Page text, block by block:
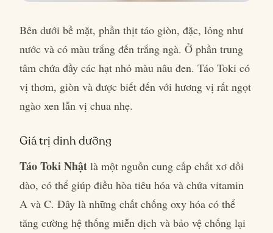
Bên dưới bề mặt, phần thịt táo giòn, đặc, lỏng như
nước và có màu trắng đến trắng ngà. Ở phần trung
tâm chứa đầy các hạt nhỏ màu nâu đen. Táo Toki có
vị thơm, giòn và được biết đến với hương vị rất ngọt
ngào xen lẫn vị chua nhẹ.
Giá trị dinh dưỡng
Táo Toki Nhật là một nguồn cung cấp chất xơ dồi
dào, có thể giúp điều hòa tiêu hóa và chứa vitamin
A và C. Đây là những chất chống oxy hóa có thể
tăng cường hệ thống miễn dịch và bảo vệ chống lại